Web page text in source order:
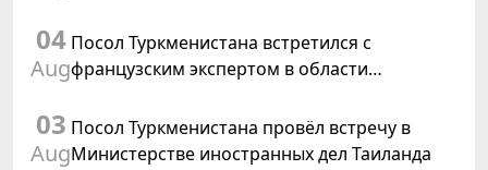
04
Aug
Посол Туркменистана встретился с
французским экспертом в области
03
Aug
Посол Туркменистана провёл встречу в
Министерстве иностранных дел Таиланда